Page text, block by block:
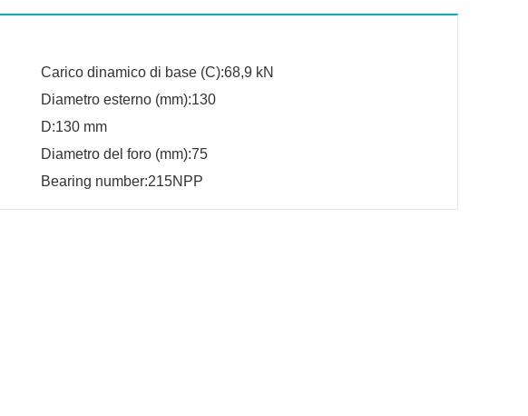
Carico dinamico di base (C):68,9 kN
Diametro esterno (mm):130
D:130 mm
Diametro del foro (mm):75
Bearing number:215NPP